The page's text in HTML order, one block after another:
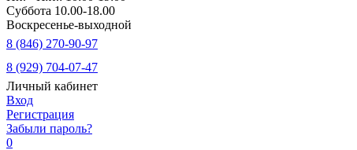
Суббота 10.00-18.00
Воскресенье-выходной
8 (846) 270-90-97
8 (929) 704-07-47
Личный кабинет
Вход
Регистрация
Забыли пароль?
0